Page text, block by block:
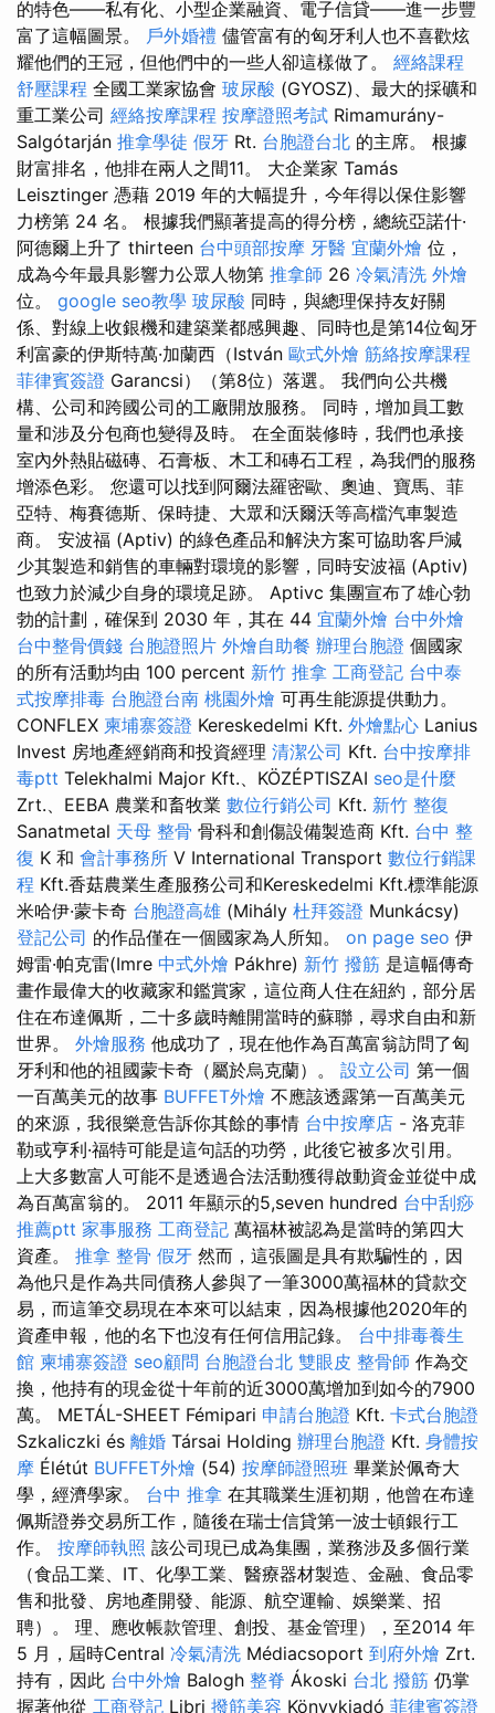
的特色——私有化、小型企業融資、電子信貸——進一步豐
富了這幅圖景。 戶外婚禮 儘管富有的匈牙利人也不喜歡炫
耀他們的王冠，但他們中的一些人卻這樣做了。 經絡課程
舒壓課程 全國工業家協會 玻尿酸 (GYOSZ)、最大的採礦和
重工業公司 經絡按摩課程 按摩證照考試 Rimamurány-
Salgótarján 推拿學徒 假牙 Rt. 台胞證台北 的主席。 根據
財富排名，他排在兩人之間11。 大企業家 Tamás
Leisztinger 憑藉 2019 年的大幅提升，今年得以保住影響
力榜第 24 名。 根據我們顯著提高的得分榜，總統亞諾什·
阿德爾上升了 thirteen 台中頭部按摩 牙醫 宜蘭外燴 位，
成為今年最具影響力公眾人物第 推拿師 26 冷氣清洗 外燴
位。 google seo教學 玻尿酸 同時，與總理保持友好關
係、對線上收銀機和建築業都感興趣、同時也是第14位匈牙
利富豪的伊斯特萬·加蘭西（István 歐式外燴 筋絡按摩課程
菲律賓簽證 Garancsi）（第8位）落選。 我們向公共機
構、公司和跨國公司的工廠開放服務。 同時，增加員工數
量和涉及分包商也變得及時。 在全面裝修時，我們也承接
室內外熱貼磁磚、石膏板、木工和磚石工程，為我們的服務
增添色彩。 您還可以找到阿爾法羅密歐、奧迪、寶馬、菲
亞特、梅賽德斯、保時捷、大眾和沃爾沃等高檔汽車製造
商。 安波福 (Aptiv) 的綠色產品和解決方案可協助客戶減
少其製造和銷售的車輛對環境的影響，同時安波福 (Aptiv)
也致力於減少自身的環境足跡。 Aptivc 集團宣布了雄心勃
勃的計劃，確保到 2030 年，其在 44 宜蘭外燴 台中外燴
台中整骨價錢 台胞證照片 外燴自助餐 辦理台胞證 個國家
的所有活動均由 100 percent 新竹 推拿 工商登記 台中泰
式按摩排毒 台胞證台南 桃園外燴 可再生能源提供動力。
CONFLEX 柬埔寨簽證 Kereskedelmi Kft. 外燴點心 Lanius
Invest 房地產經銷商和投資經理 清潔公司 Kft. 台中按摩排
毒ptt Telekhalmi Major Kft.、KÖZÉPTISZAI seo是什麼
Zrt.、EEBA 農業和畜牧業 數位行銷公司 Kft. 新竹 整復
Sanatmetal 天母 整骨 骨科和創傷設備製造商 Kft. 台中 整
復 K 和 會計事務所 V International Transport 數位行銷課
程 Kft.香菇農業生產服務公司和Kereskedelmi Kft.標準能源
米哈伊·蒙卡奇 台胞證高雄 (Mihály 杜拜簽證 Munkácsy)
登記公司 的作品僅在一個國家為人所知。 on page seo 伊
姆雷·帕克雷(Imre 中式外燴 Pákhre) 新竹 撥筋 是這幅傳奇
畫作最偉大的收藏家和鑑賞家，這位商人住在紐約，部分居
住在布達佩斯，二十多歲時離開當時的蘇聯，尋求自由和新
世界。 外燴服務 他成功了，現在他作為百萬富翁訪問了匈
牙利和他的祖國蒙卡奇（屬於烏克蘭）。 設立公司 第一個
一百萬美元的故事 BUFFET外燴 不應該透露第一百萬美元
的來源，我很樂意告訴你其餘的事情 台中按摩店 - 洛克菲
勒或亨利·福特可能是這句話的功勞，此後它被多次引用。
上大多數富人可能不是透過合法活動獲得啟動資金並從中成
為百萬富翁的。 2011 年顯示的5,seven hundred 台中刮痧
推薦ptt 家事服務 工商登記 萬福林被認為是當時的第四大
資產。 推拿 整骨 假牙 然而，這張圖是具有欺騙性的，因
為他只是作為共同債務人參與了一筆3000萬福林的貸款交
易，而這筆交易現在本來可以結束，因為根據他2020年的
資產申報，他的名下也沒有任何信用記錄。 台中排毒養生
館 柬埔寨簽證 seo顧問 台胞證台北 雙眼皮 整骨師 作為交
換，他持有的現金從十年前的近3000萬增加到如今的7900
萬。 METÁL-SHEET Fémipari 申請台胞證 Kft. 卡式台胞證
Szkaliczki és 離婚 Társai Holding 辦理台胞證 Kft. 身體按
摩 Élétút BUFFET外燴 (54) 按摩師證照班 畢業於佩奇大
學，經濟學家。 台中 推拿 在其職業生涯初期，他曾在布達
佩斯證券交易所工作，隨後在瑞士信貸第一波士頓銀行工
作。 按摩師執照 該公司現已成為集團，業務涉及多個行業
（食品工業、IT、化學工業、醫療器材製造、金融、食品零
售和批發、房地產開發、能源、航空運輸、娛樂業、招
聘）。 理、應收帳款管理、創投、基金管理），至2014 年
5 月，屆時Central 冷氣清洗 Médiacsoport 到府外燴 Zrt.
持有，因此 台中外燴 Balogh 整脊 Ákoski 台北 撥筋 仍掌
握著他從 工商登記 Libri 撥筋美容 Könyvkiadó 菲律賓簽證